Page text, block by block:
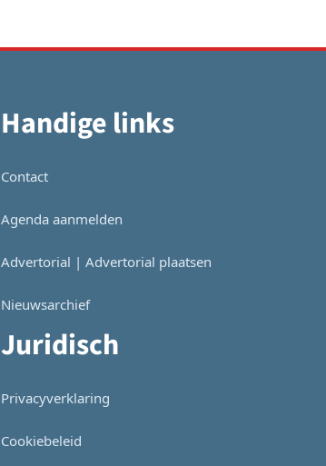
Handige links
Contact
Agenda aanmelden
Advertorial | Advertorial plaatsen
Nieuwsarchief
Juridisch
Privacyverklaring
Cookiebeleid